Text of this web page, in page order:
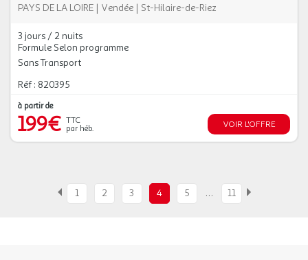
PAYS DE LA LOIRE | Vendée | St-Hilaire-de-Riez
3 jours / 2 nuits
Formule Selon programme
Sans Transport
Réf : 820395
à partir de
199€ TTC
par héb.
VOIR L'OFFRE
1 2 3 4 5 … 11